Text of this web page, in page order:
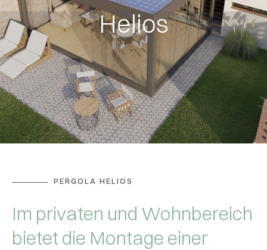
Helios
PERGOLA HELIOS
Im privaten und Wohnbereich
bietet die Montage einer